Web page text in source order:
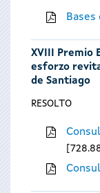
XVIII Premio
esforzo
de Santiago
RESOLTO